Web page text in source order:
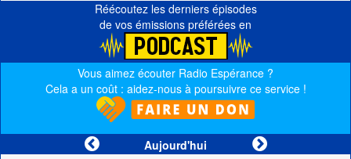
Réécoutez les derniers épisodes
de vos émissions préférées en
Vous aimez écouter Radio Espérance ?
Cela a un coût : aidez-nous à poursuivre ce service !
Aujourd'hui